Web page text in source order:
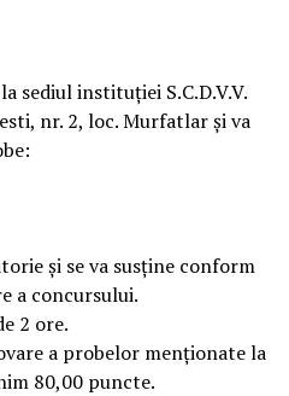
sediul instituției S.C.D.V.V.
nr. 2, loc. Murfatlar și va
și se va susține conform
a concursului.
2 ore.
a probelor menționate la
80,00 puncte.